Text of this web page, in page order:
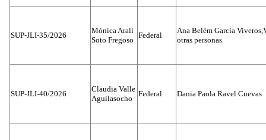
SUP-JLI-35/2026
Mónica Aralí
Soto Fregoso
Federal
Ana Belém García
otras personas
SUP-JLI-40/2026
Claudia Valle
Aguilasocho
Federal Dania Paola Ravel Cuevas